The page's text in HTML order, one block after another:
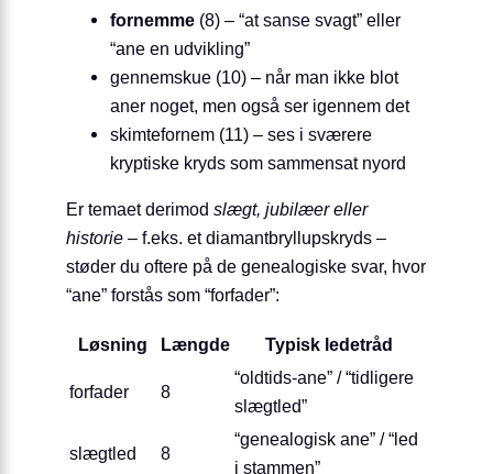
fornemme (8) – “at sanse svagt” eller
“ane en udvikling”
gennemskue (10) – når man ikke blot
aner noget, men også ser igennem det
skimtefornem (11) – ses i sværere
kryptiske kryds som sammensat nyord
Er temaet derimod slægt, jubilæer eller
historie – f.eks. et diamantbryllupskryds –
støder du oftere på de genealogiske svar, hvor
“ane” forstås som “forfader”:
Løsning Længde Typisk ledetråd
forfader 8
“oldtids-ane” / “tidligere
slægtled”
slægtled 8
“genealogisk ane” / “led
i stammen”